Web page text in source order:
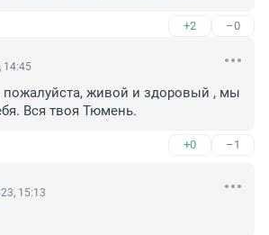
+2 –0
14:45
живой и здоровый , мы
Вся твоя Тюмень.
+0 –1
15:13